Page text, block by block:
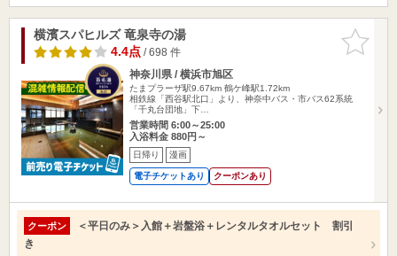
お気に入
りに追加
横濱スパヒルズ 竜泉寺の湯
4.4点/ 698 件
神奈川県 / 横浜市旭区
たまプラーザ駅9.67km 鶴ケ峰駅1.72km
相鉄線「西谷駅北口」より、神奈中バス・市バス62系統
「千丸台団地」下…
営業時間 6:00～25:00
入浴料金 880円～
日帰り 漫画
電子チケットあり クーポンあり
クーポン
＜平日のみ＞入館＋岩盤浴＋レンタルタオルセット 割引
き